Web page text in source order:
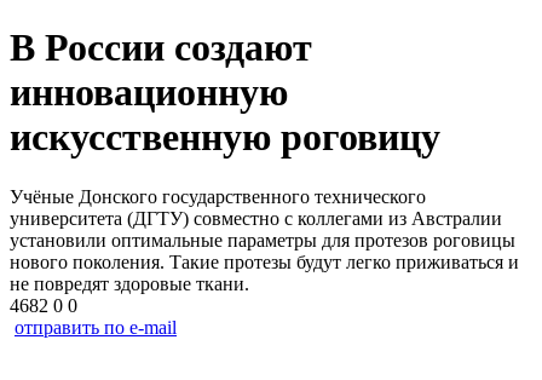
В России создают
инновационную
искусственную роговицу
Учёные Донского государственного технического
университета (ДГТУ) совместно с коллегами из Австралии
установили оптимальные параметры для протезов роговицы
нового поколения. Такие протезы будут легко приживаться и
не повредят здоровые ткани.
4682 0 0
отправить по e-mail